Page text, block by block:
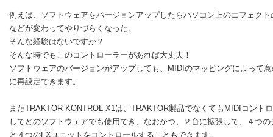
例えば、ソフトウェアをバージョンアップしたらパソコン上のエフェクト
などが変わってやりづらくなった。
そんな経験はないですか？
そんな時でもこのコントローラーがあれば大丈夫！
ソフトウェアのバージョンがアップしても、MIDIのマッピングによって
に再設定できます。
またTRAKTOR KONTROL X1は、TRAKTOR製品でなくてもMIDIコント
してどのソフトウェアでも使用でき、なおかつ、２台に拡張して、４つの
と４つのFXユニットをコントロールすることもできます。